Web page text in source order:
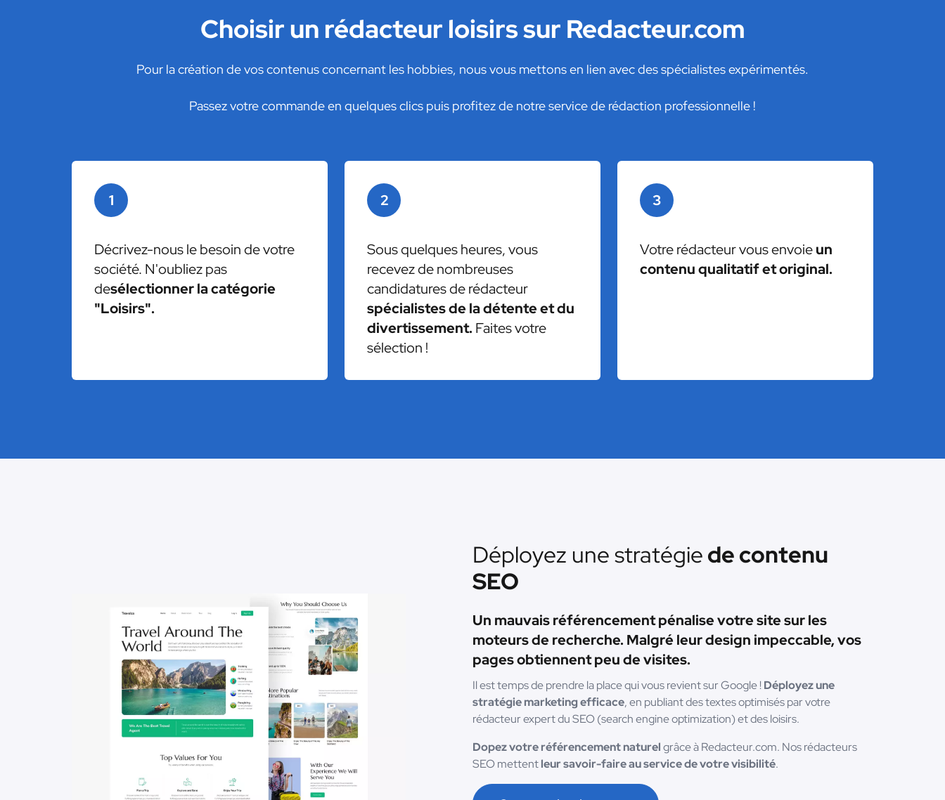
Choisir un rédacteur loisirs sur Redacteur.com
Pour la création de vos contenus concernant les hobbies, nous vous mettons en lien avec des spécialistes expérimentés.
Passez votre commande en quelques clics puis profitez de notre service de rédaction professionnelle !
1
Décrivez-nous le besoin de votre
société. N'oubliez pas
desélectionner la catégorie
"Loisirs".
2
Sous quelques heures, vous
recevez de nombreuses
candidatures de rédacteur
spécialistes de la détente et du
divertissement. Faites votre
sélection !
3
Votre rédacteur vous envoieun
contenu qualitatif et original.
Déployez une stratégiede contenu
SEO
Un mauvais référencement pénalise votre site sur les
moteurs de recherche. Malgré leur design impeccable, vos
pages obtiennent peu de visites.
Il est temps de prendre la place qui vous revient sur Google !Déployez une
stratégie marketing efficace, en publiant des textes optimisés par votre
rédacteur expert du SEO (search engine optimization) et des loisirs.
Dopez votre référencement naturelgrâce à Redacteur.com. Nos rédacteurs
SEO mettentleur savoir-faire au service de votre visibilité.